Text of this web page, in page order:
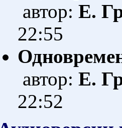
автор: Е.
22:55
автор: Е.
22:52